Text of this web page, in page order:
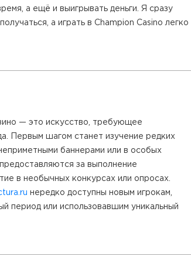
а ещё и выигрывать деньги. Я сразу
а играть в Champion Casino легко
— это искусство, требующее
Первым шагом станет изучение редких
баннерами или в особых
за выполнение
в необычных конкурсах или опросах.
нередко доступны новым игрокам,
период или использовавшим уникальный